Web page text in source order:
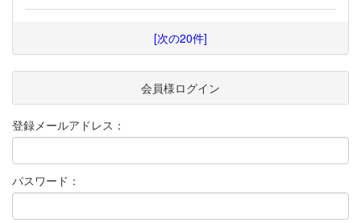
[次の20件]
会員様ログイン
登録メールアドレス：
パスワード：